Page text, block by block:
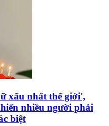
xấu nhất thế giới',
nhiều người phải
biệt